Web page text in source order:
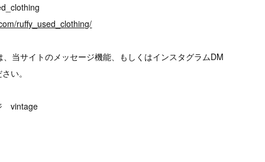
ruffy_used_clothing/
当サイトのメッセージ機能、もしくはインスタグラムDM
い。
vintage